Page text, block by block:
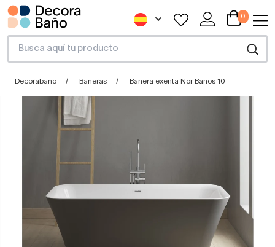
0
Decorabaño Bañeras Bañera exenta Nor Baños 10